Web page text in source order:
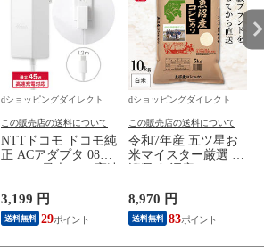
dショッピングダイレクト
この販売店の送料について
NTTドコモ ドコモ純
正 ACアダプタ 08
iPhone Android
Nintendo Switch スイ
ッチ対応 AMD39027
3,199 円
送料無料 29
dショッピングダイレクト
この販売店の送料について
令和7年産 五ツ星お
米マイスター厳選 新
まとめ買い 田中米穀
精米HACCP認定の高
品質管理 白米 精米
8,970 円
送料無料 83